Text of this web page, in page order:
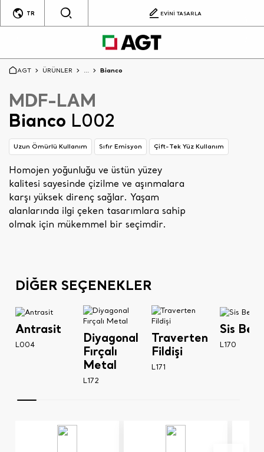
TR EVİNİ TASARLA
AGT ÜRÜNLER ... Bianco
MDF-LAM
Bianco L002
Uzun Ömürlü Kullanım Sıfır Emisyon Çift-Tek Yüz Kullanım
Homojen yoğunluğu ve üstün yüzey
kalitesi sayesinde çizilme ve aşınmalara
karşı yüksek direnç sağlar. Yaşam
alanlarında ilgi çeken tasarımlara sahip
olmak için mükemmel bir seçimdir.
DİĞER SEÇENEKLER
Antrasit
L004
Diyagonal
Fırçalı
Metal
L172
Traverten
Fildişi
L171
Sis
L170